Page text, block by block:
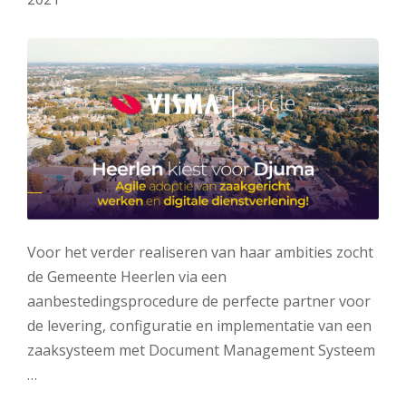
Voor het verder realiseren van haar ambities zocht
de Gemeente Heerlen via een
aanbestedingsprocedure de perfecte partner voor
de levering, configuratie en implementatie van een
zaaksysteem met Document Management Systeem
…